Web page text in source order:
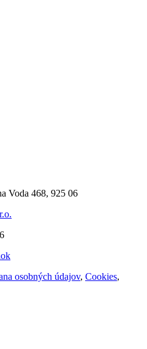
Voda 468, 925 06
osobných údajov, Cookies,